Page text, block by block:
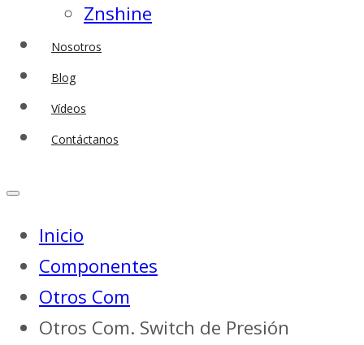
Znshine
Nosotros
Blog
Vídeos
Contáctanos
Inicio
Componentes
Otros Com
Otros Com. Switch de Presión